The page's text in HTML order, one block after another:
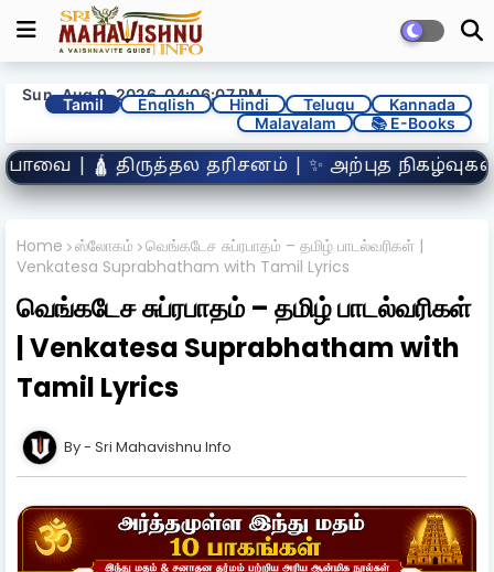
Sun, Aug 9, 2026, 04:06:09 PM
Tamil English Hindi Telugu
Kannada
Malayalam
📚 E-Books
| ✨ அற்புத நிகழ்வுகள் | 👣 வைஷ்ணவ
Home ஸ்லோகம் வெங்கடேச சுப்ரபாதம் – தமிழ் பாடல்வரிகள் |
Venkatesa Suprabhatham with Tamil Lyrics
வெங்கடேச சுப்ரபாதம் – தமிழ் பாடல்வரிகள்
| Venkatesa Suprabhatham with
Tamil Lyrics
Sri Mahavishnu Info